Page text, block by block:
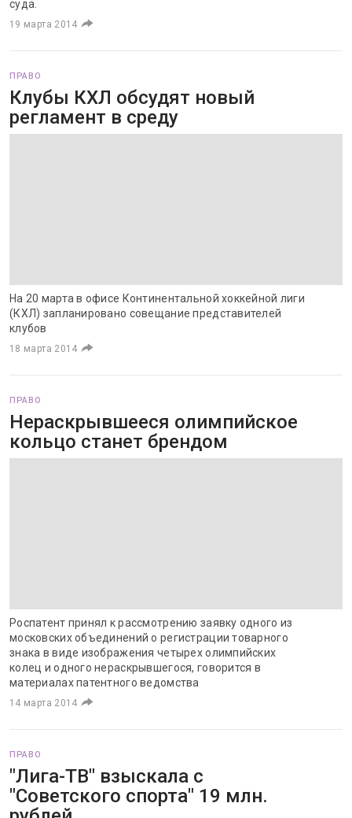
суда.
19 марта 2014
ПРАВО
Клубы КХЛ обсудят новый
регламент в среду
На 20 марта в офисе Континентальной хоккейной лиги
(КХЛ) запланировано совещание представителей
клубов
18 марта 2014
ПРАВО
Нераскрывшееся олимпийское
кольцо станет брендом
Роспатент принял к рассмотрению заявку одного из
московских объединений о регистрации товарного
знака в виде изображения четырех олимпийских
колец и одного нераскрывшегося, говорится в
материалах патентного ведомства
14 марта 2014
ПРАВО
"Лига-ТВ" взыскала с
"Советского спорта" 19 млн.